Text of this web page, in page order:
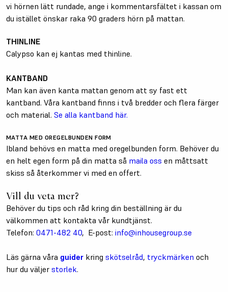
vi hörnen lätt rundade, ange i kommentarsfältet i kassan om
du istället önskar raka 90 graders hörn på mattan.
THINLINE
Calypso kan ej kantas med thinline.
KANTBAND
Man kan även kanta mattan genom att sy fast ett
kantband. Våra kantband finns i två bredder och flera färger
och material. Se alla kantband här.
MATTA MED OREGELBUNDEN FORM
Ibland behövs en matta med oregelbunden form. Behöver du
en helt egen form på din matta så maila oss en måttsatt
skiss så återkommer vi med en offert.
Vill du veta mer?
Behöver du tips och råd kring din beställning är du
välkommen att kontakta vår kundtjänst.
Telefon: 0471-482 40, E-post: info@inhousegroup.se
Läs gärna våra guider kring skötselråd, tryckmärken och
hur du väljer storlek.